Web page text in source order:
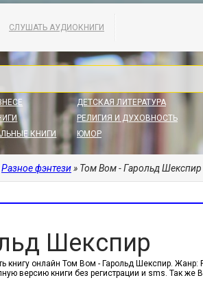
СЛУШАТЬ АУДИОКНИГИ
КНИГИ
ДЕТСКАЯ ЛИТЕРАТУРА
РЕЛИГИЯ И ДУХОВНОСТЬ
ЮМОР
Разное фэнтези» Том Вом - Гарольд Шекспир
Шекспир
книгу онлайн Том Вом - Гарольд Шекспир. Жанр:
версию книги без регистрации и sms. Так